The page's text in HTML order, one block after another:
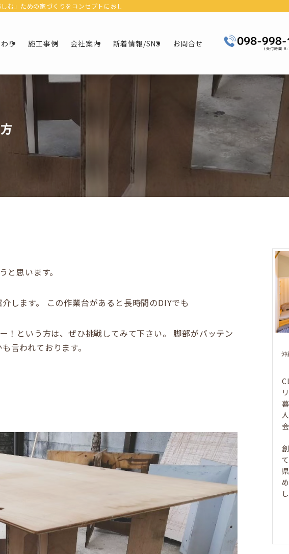
む」ための家づくりをコンセプトにおしゃれなデザインにリフォーム＆リノベーションで理
り 施工事例 会社案内 新着情報/SNS お問合せ
思います。
します。 この作業台があると長時間のDIYでも
！という方は、ぜひ挑戦してみて下さい。 脚部がバッテン
言われております。